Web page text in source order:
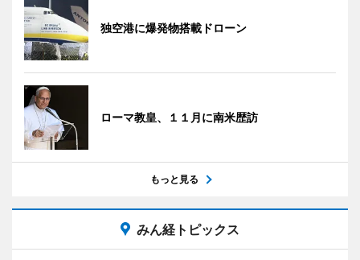
独空港に爆発物搭載ドローン
ローマ教皇、１１月に南米歴訪
もっと見る
みん経トピックス